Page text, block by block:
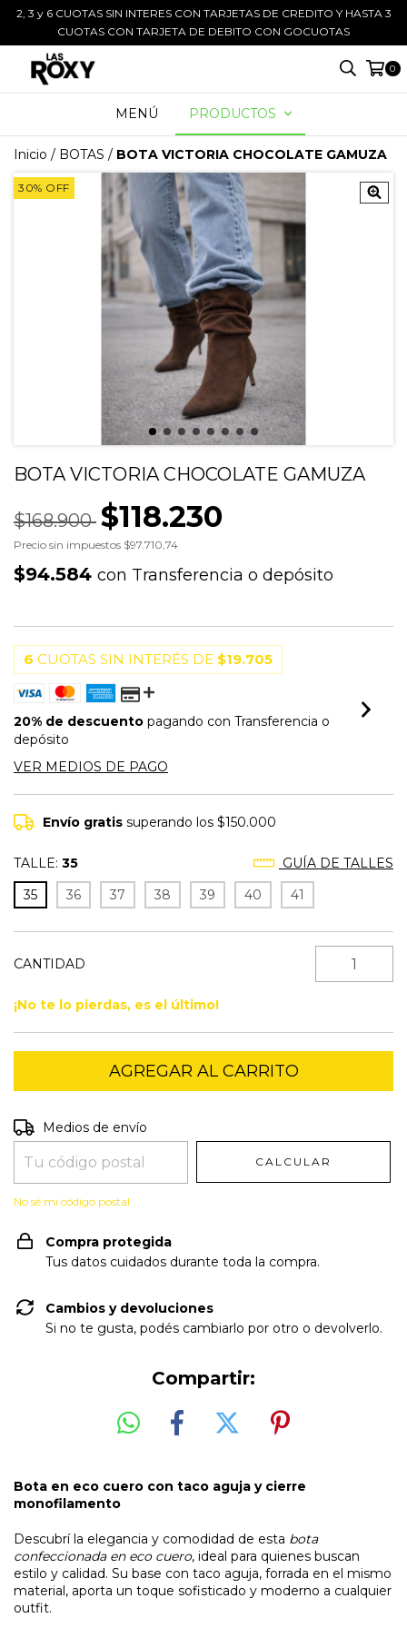
2, 3 y 6 CUOTAS SIN INTERES CON TARJETAS DE CREDITO Y HASTA 3
CUOTAS CON TARJETA DE DEBITO CON GOCUOTAS
0
MENÚ PRODUCTOS
Inicio / BOTAS / BOTA VICTORIA CHOCOLATE GAMUZA
30% OFF
BOTA VICTORIA CHOCOLATE GAMUZA
$168.900 $118.230
Precio sin impuestos $97.710,74
$94.584 con Transferencia o depósito
6 CUOTAS SIN INTERÉS DE $19.705
20% de descuento pagando con Transferencia o
depósito
VER MEDIOS DE PAGO
Envío gratis superando los$150.000
TALLE: 35
GUÍA DE TALLES
35
36 37 38 39 40 41
CANTIDAD
¡No te lo pierdas, es el último!
Entregas para el CP:
Medios de envío
CALCULAR
No sé mi código postal
Compra protegida
Tus datos cuidados durante toda la compra.
Cambios y devoluciones
Si no te gusta, podés cambiarlo por otro o devolverlo.
Compartir:
Bota en eco cuero con taco aguja y cierre
monofilamento
Descubrí la elegancia y comodidad de esta bota
confeccionada en eco cuero, ideal para quienes buscan
estilo y calidad. Su base con taco aguja, forrada en el mismo
material, aporta un toque sofisticado y moderno a cualquier
outfit.